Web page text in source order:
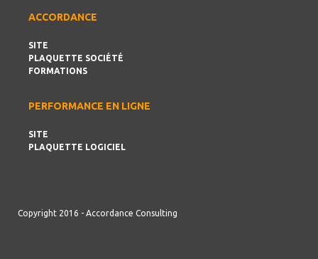
ACCORDANCE
SITE
PLAQUETTE SOCIÉTÉ
FORMATIONS
PERFORMANCE EN LIGNE
SITE
PLAQUETTE LOGICIEL
Copyright 2016 - Accordance Consulting